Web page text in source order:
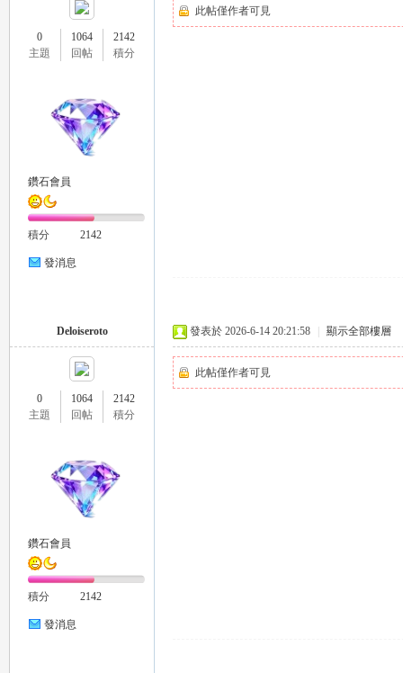
0
主題
1064
回帖
2142
積分
鑽石會員
積分 2142
發消息
此帖僅作者可見
Deloiseroto
0
主題
1064
回帖
2142
積分
鑽石會員
積分 2142
發消息
發表於 2026-6-14 20:21:58 顯示全部樓層
此帖僅作者可見